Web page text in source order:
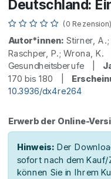
Deutschland:
(0 Rezension)
Autor*innen: Stirner,
Raschper, P.; Wrona,
Gesundheitsberufe |
170 bis 180 |
10.3936/dx4re264
Erwerb der Online-
Hinweis: Der
sofort nach dem Kauf/
können Sie in Ihrem